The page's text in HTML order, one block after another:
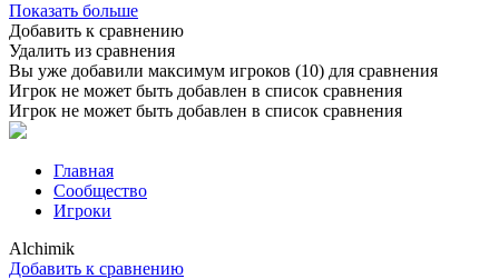
Показать больше
Добавить к сравнению
Удалить из сравнения
Вы уже добавили максимум игроков (10) для сравнения
Игрок не может быть добавлен в список сравнения
Игрок не может быть добавлен в список сравнения
Главная
Сообщество
Игроки
Alchimik
Добавить к сравнению